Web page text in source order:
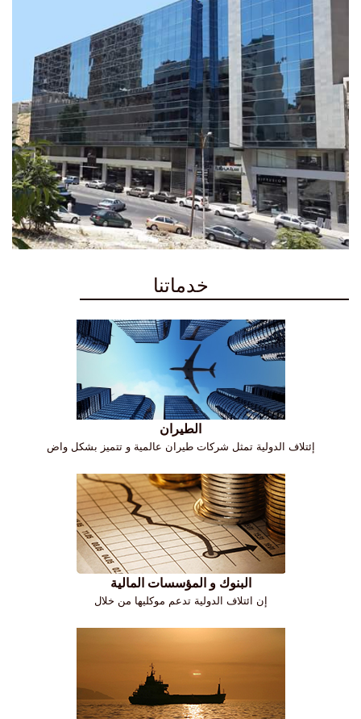
خدماتنا
الطيران
إئتلاف الدولية تمثل شركات طيران عالمية و تتميز بشكل واض
البنوك و المؤسسات المالية
إن ائتلاف الدولية تدعم موكليها من خلال